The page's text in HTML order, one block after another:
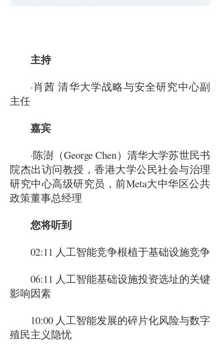
主持
·肖茜 清华大学战略与安全研究中心副
主任
嘉宾
·陈澍（George Chen）清华大学苏世民书
院杰出访问教授，香港大学公民社会与治理
研究中心高级研究员，前Meta大中华区公共
政策董事总经理
您将听到
02:11 人工智能竞争根植于基础设施竞争
06:11 人工智能基础设施投资选址的关键
影响因素
10:00 人工智能发展的碎片化风险与数字
殖民主义隐忧